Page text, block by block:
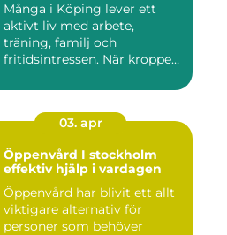
Många i Köping lever ett
aktivt liv med arbete,
träning, familj och
fritidsintressen. När kroppen
03. apr
Öppenvård I stockholm
effektiv hjälp i vardagen
Öppenvård har blivit ett allt
viktigare alternativ för
personer som behöver